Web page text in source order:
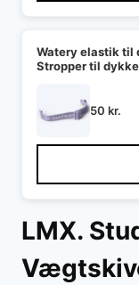
Watery elastik til
Stropper til
50 kr.
LMX.